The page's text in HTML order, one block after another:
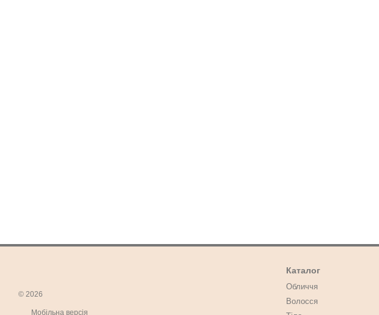
© 2026
Мобільна версія
Каталог
Обличчя
Волосся